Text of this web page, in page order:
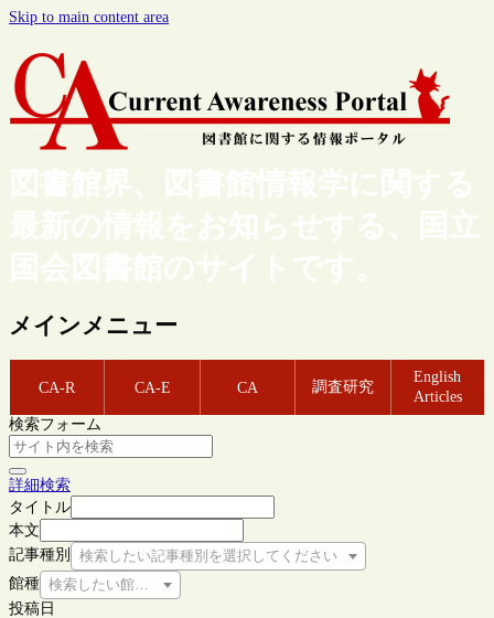
Skip to main content area
図書館界、図書館情報学に関する
最新の情報をお知らせする、国立
国会図書館のサイトです。
メインメニュー
CA-R CA-E CA 調査研究
English
Articles
検索フォーム
詳細検索
タイトル
本文
記事種別
検索したい記事種別を選択してください
館種 検索したい館種を選択してください
投稿日